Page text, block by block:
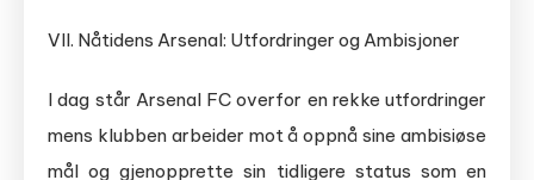
VII. Nåtidens Arsenal: Utfordringer og Ambisjoner
I dag står Arsenal FC overfor en rekke utfordringer
mens klubben arbeider mot å oppnå sine ambisiøse
mål og gjenopprette sin tidligere status som en